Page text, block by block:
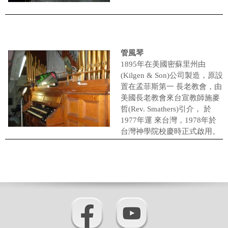
管風琴
1895年在美國密蘇里州由
(Kilgen & Son)公司製造，原設
置在孟菲斯第一 長老教會，由
美國長老教會來台宣教師施麥
哲(Rev. Smathers)引介， 於
1977年運 來台灣，1978年於
台灣神學院校慶時正式啟用。